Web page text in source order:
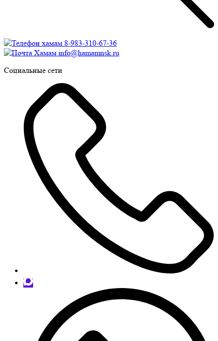
8-983-310-67-36
info@hamamnsk.ru
Социальные сети